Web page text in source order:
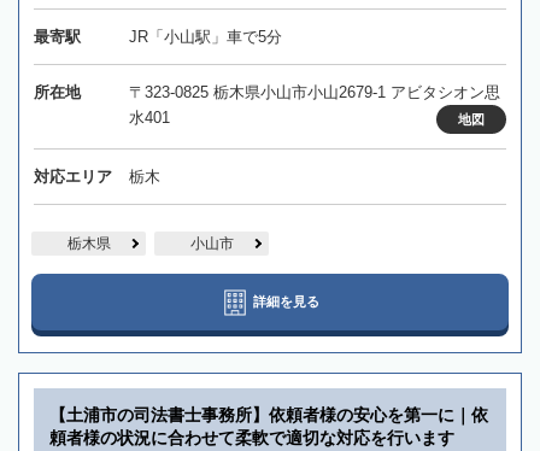
最寄駅 JR「小山駅」車で5分
所在地
〒323-0825 栃木県小山市小山2679-1 アビタシオン思
水401
地図
対応エリア 栃木
栃木県 小山市
詳細を見る
【土浦市の司法書士事務所】依頼者様の安心を第一に｜依
頼者様の状況に合わせて柔軟で適切な対応を行います